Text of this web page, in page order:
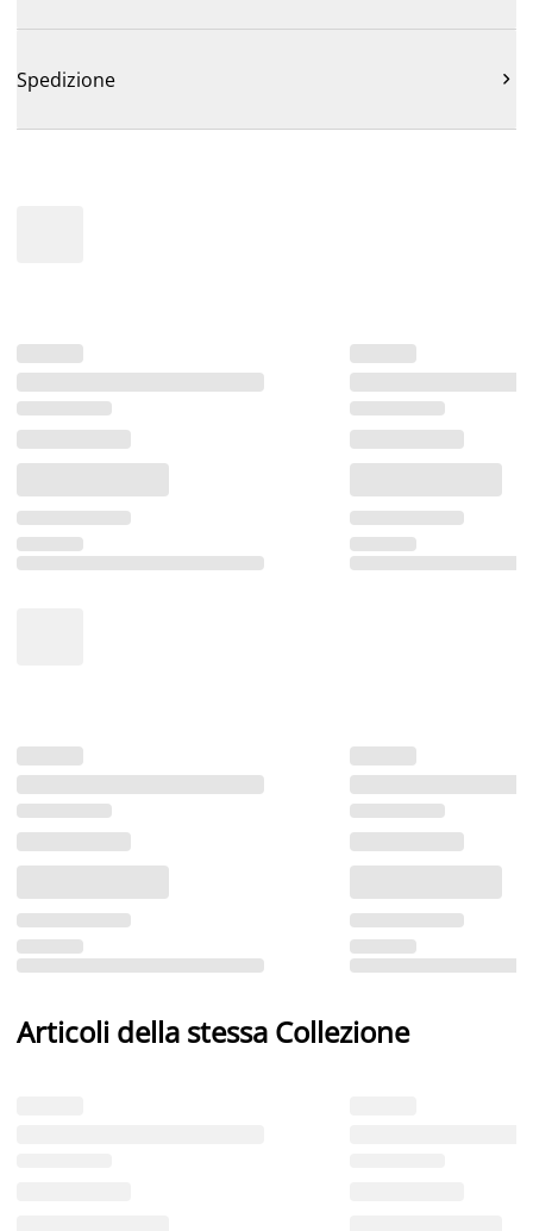
Spedizione 
Articoli della stessa Collezione